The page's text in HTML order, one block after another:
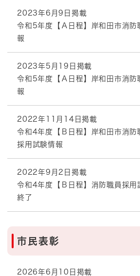
2023年6月9日掲載
令和5年度【Ａ日程】岸和田市消防
報
2023年5月19日掲載
令和5年度【Ａ日程】岸和田市消防
報
2022年11月14日掲載
令和4年度【Ｂ日程】岸和田市消防
採用試験情報
2022年9月2日掲載
令和4年度【Ｂ日程】消防職員
終了
市民表彰
2026年6月10日掲載